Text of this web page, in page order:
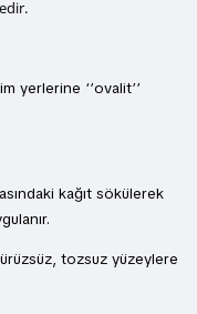
yerlerine ‘’ovalit’’
kağıt sökülerek
tozsuz yüzeylere